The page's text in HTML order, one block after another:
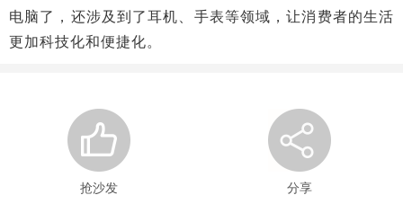
电脑了，还涉及到了耳机、手表等领域，让消费者的生活
更加科技化和便捷化。
抢沙发 分享